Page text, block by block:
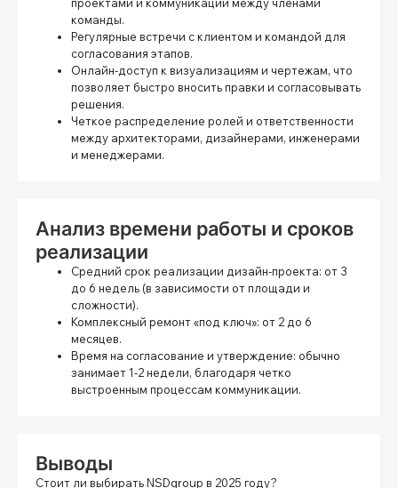
проектами и коммуникации между членами
команды.
Регулярные встречи с клиентом и командой для
согласования этапов.
Онлайн-доступ к визуализациям и чертежам, что
позволяет быстро вносить правки и согласовывать
решения.
Четкое распределение ролей и ответственности
между архитекторами, дизайнерами, инженерами
и менеджерами.
Анализ времени работы и сроков
реализации
Средний срок реализации дизайн-проекта: от 3
до 6 недель (в зависимости от площади и
сложности).
Комплексный ремонт «под ключ»: от 2 до 6
месяцев.
Время на согласование и утверждение: обычно
занимает 1-2 недели, благодаря четко
выстроенным процессам коммуникации.
Выводы
Стоит ли выбирать NSDgroup в 2025 году?